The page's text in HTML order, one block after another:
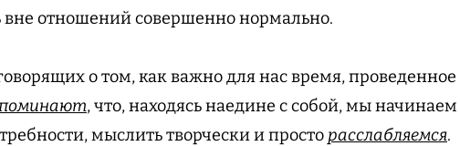
вне отношений совершенно нормально.
о том, как важно для нас время, проведенное
, что, находясь наедине с собой, мы начинаем
мыслить творчески и просто расслабляемся.